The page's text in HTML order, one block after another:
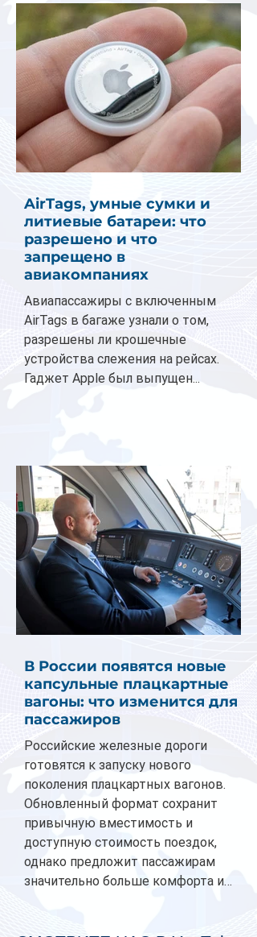
AirTags, умные сумки и
литиевые батареи: что
разрешено и что
запрещено в
авиакомпаниях
Авиапассажиры с включенным
AirTags в багаже узнали о том,
разрешены ли крошечные
устройства слежения на рейсах.
Гаджет Apple был выпущен...
В России появятся новые
капсульные плацкартные
вагоны: что изменится для
пассажиров
Российские железные дороги
готовятся к запуску нового
поколения плацкартных вагонов.
Обновленный формат сохранит
привычную вместимость и
доступную стоимость поездок,
однако предложит пассажирам
значительно больше комфорта и